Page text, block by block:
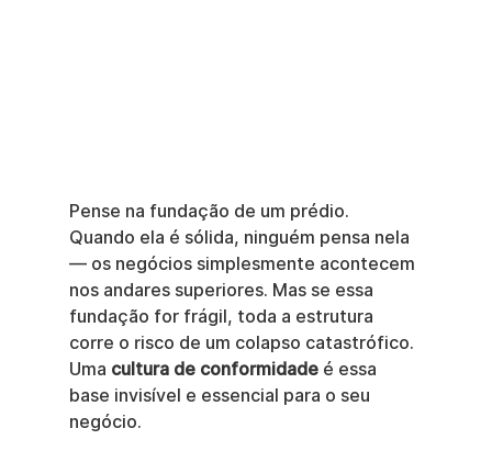
Pense na fundação de um prédio.
Quando ela é sólida, ninguém pensa nela
— os negócios simplesmente acontecem
nos andares superiores. Mas se essa
fundação for frágil, toda a estrutura
corre o risco de um colapso catastrófico.
Uma cultura de conformidade é essa
base invisível e essencial para o seu
negócio.